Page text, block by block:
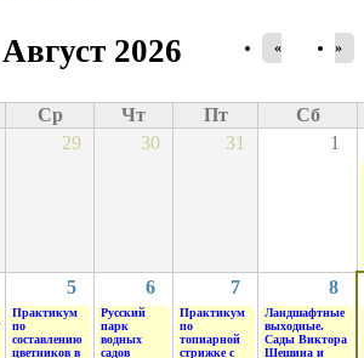
Август 2026 « »
Ср Чт Пт
Сб
29 30 31 1
5 6 7 8
Практикум
по
составлению
цветников в
Русский
парк
водных
садов
Практикум
по
топиарной
стрижке с
Ландшафтные
выходные.
Сады Виктора
Шешина и